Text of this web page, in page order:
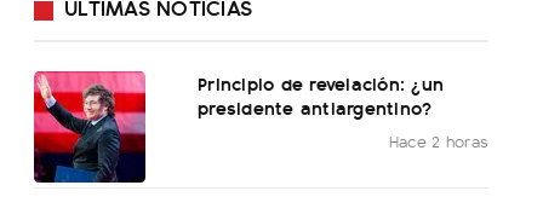
ÚLTIMAS NOTICIAS
Principio de revelación: ¿un
presidente antiargentino?
Hace 2 horas